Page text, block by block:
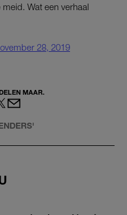
meid. Wat een verhaal
28, 2019
MAAR.